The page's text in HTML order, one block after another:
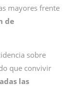
mayores frente
de
sobre
que convivir
las